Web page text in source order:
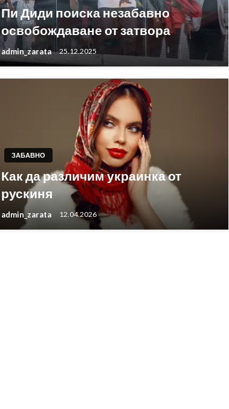
Пи Диди поиска незабавно
освобождаване от затвора
admin_zarata 25.12.2025
ЗАБАВНО
Как да различим украинка от
рускиня
admin_zarata 12.04.2026